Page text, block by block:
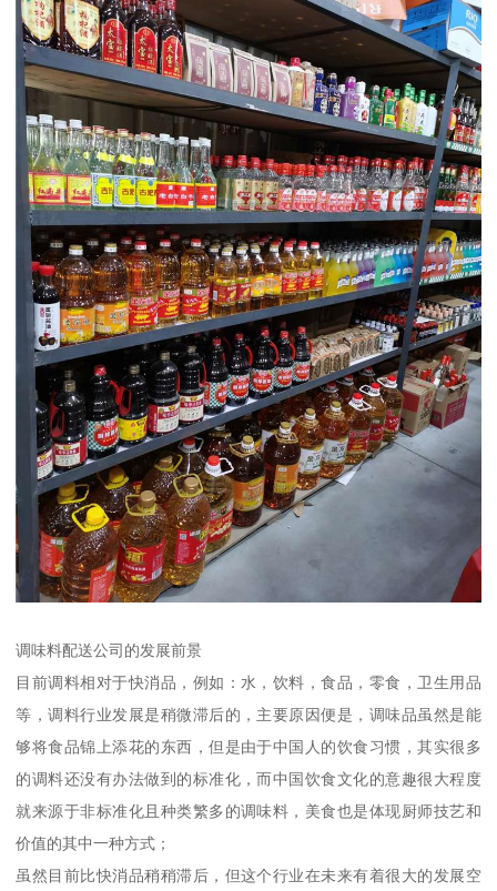
调味料配送公司的发展前景
目前调料相对于快消品，例如：水，饮料，食品，零食，卫生用品
等，调料行业发展是稍微滞后的，主要原因便是，调味品虽然是能
够将食品锦上添花的东西，但是由于中国人的饮食习惯，其实很多
的调料还没有办法做到的标准化，而中国饮食文化的意趣很大程度
就来源于非标准化且种类繁多的调味料，美食也是体现厨师技艺和
价值的其中一种方式；
虽然目前比快消品稍稍滞后，但这个行业在未来有着很大的发展空